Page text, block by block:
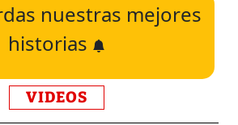
nuestras mejores
historias
VIDEOS